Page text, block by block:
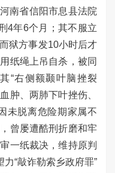
南省信阳市息县法院
4年6个月；其不服立
狱方事发10小时后才
纸绳上吊自杀，被同
“右侧额颞叶脑挫裂
肿、两肺下叶挫伤、
未脱离危险期家属不
曾屡遭酷刑折磨和牢
一纸裁决，维持原判
“敲诈勒索乡政府罪”